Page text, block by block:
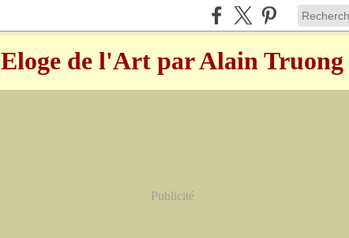
Eloge de l'Art par Alain Truong
Publicité